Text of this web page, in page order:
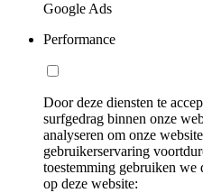
Google Ads
Performance
Door deze diensten te
surfgedrag binnen onze
analyseren om onze
gebruikerservaring
toestemming gebruiken we
op deze website: